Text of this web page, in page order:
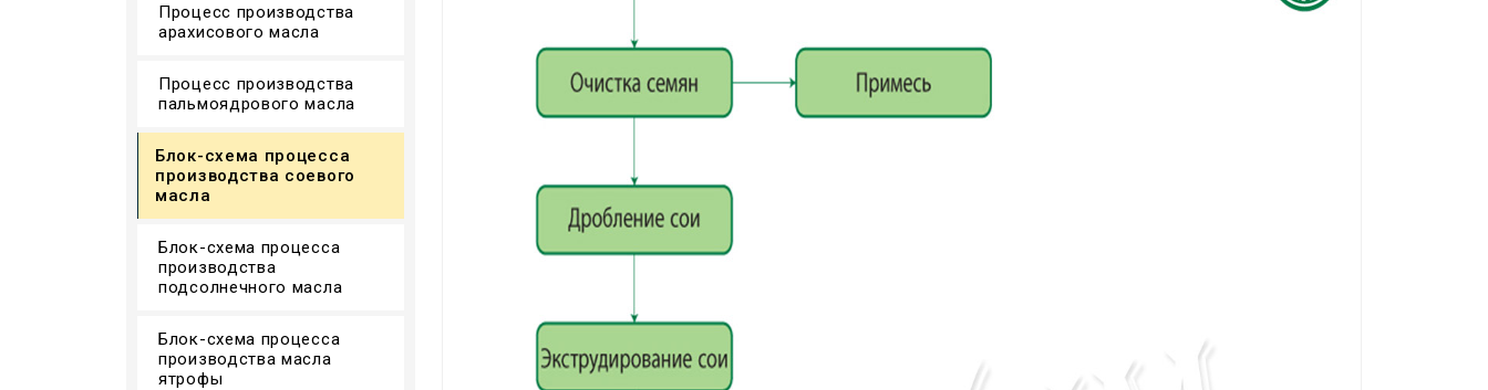
Процесс производства
арахисового масла
Процесс производства
пальмоядрового масла
Блок-схема процесса
производства соевого
масла
Блок-схема процесса
производства
подсолнечного масла
Блок-схема процесса
производства масла
ятрофы